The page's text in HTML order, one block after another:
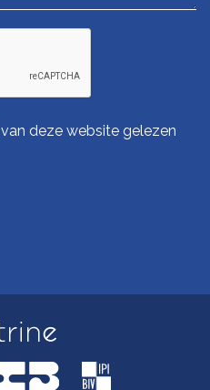
van deze website gelezen